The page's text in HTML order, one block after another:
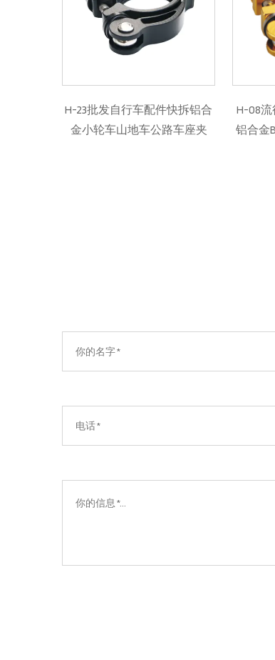
配件快拆铝合
车公路车座夹
H-08流行自行车零件CNC加工
铝合金BMX公路山地车快拆座